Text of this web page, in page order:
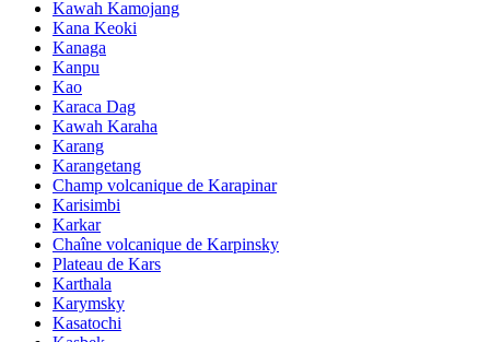
Kawah Kamojang
Kana Keoki
Kanaga
Kanpu
Kao
Karaca Dag
Kawah Karaha
Karang
Karangetang
Champ volcanique de Karapinar
Karisimbi
Karkar
Chaîne volcanique de Karpinsky
Plateau de Kars
Karthala
Karymsky
Kasatochi